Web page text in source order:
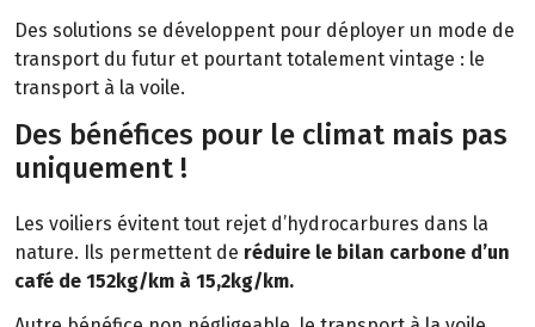
Des solutions se développent pour déployer un mode de
transport du futur et pourtant totalement vintage : le
transport à la voile.
Des bénéfices pour le climat mais pas
uniquement !
Les voiliers évitent tout rejet d’hydrocarbures dans la
nature. Ils permettent de réduire le bilan carbone d’un
café de 152kg/km à 15,2kg/km.